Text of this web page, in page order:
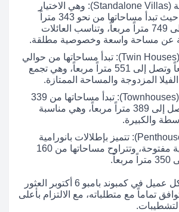
الفلل المستقلة (Standalone Villas): وهي الاختيار
الأكثر فخامة، حيث تبدأ مساحاتها من نحو 343 متراً
مربعاً وتصل إلى 749 متراً مربعاً، وتناسب العائلات
عن مساحة واسعة وخصوصية مطلقة.
التوين هاوس (Twin Houses): تبدأ مساحاتها من حوالي
352 متراً مربعاً وتصل إلى 551 متراً مربعاً، وهي تجمع
المزدوجة والمساحة الممتازة.
التاون هاوس (Townhouses): تبدأ مساحاتها من 339
متراً مربعاً وتصل إلى 389 متراً مربعاً، وهي مناسبة
والكبيرة.
البنتهاوس (Penthouses): تتميز بإطلالات بانورامية
وتراسات علوية مفتوحة، وتتراوح مساحاتها من 160
هذا التنوع يضمن لكل عميل في كمبوند بامبو 6 أكتوبر العثور
تماماً مع متطلباته، مع الالتزام بأعلى